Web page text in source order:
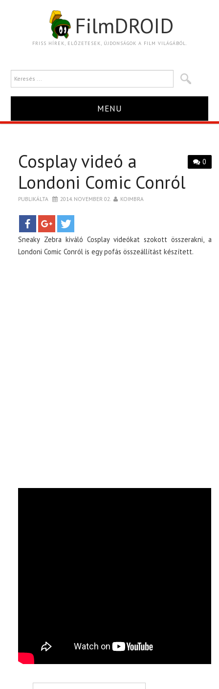
FilmDROID
FRISS HÍREK, ELŐZETESEK, ÚJDONSÁGOK A FILM VILÁGÁBÓL.
MENU
TRAILER
KRITIKA
BOXOFFICE
TOP10
0
Cosplay videó a
Londoni Comic Conról
PUBLIKÁLTA 2014. NOVEMBER 02. KOIMBRA
Sneaky Zebra kiváló Cosplay videókat szokott összerakni, a
Londoni Comic Conról is egy pofás összeállítást készített.